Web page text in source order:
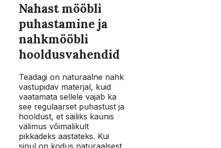
Nahast mööbli
puhastamine ja
nahkmööbli
hooldusvahendid
Teadagi on naturaalne nahk
vastupidav materjal, kuid
vaatamata sellele vajab ka
see regulaarset puhastust ja
hooldust, et säiliks kaunis
välimus võimalikult
pikkadeks aastateks. Kui
sinul on kodus naturaalsest